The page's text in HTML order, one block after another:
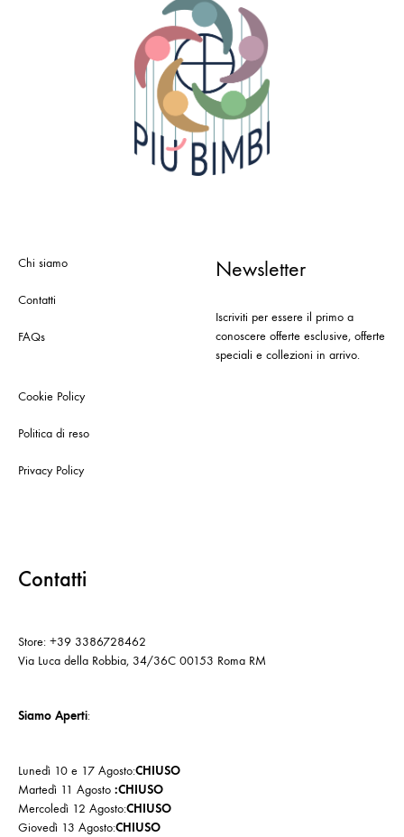
Chi siamo
Contatti
FAQs
Cookie Policy
Politica di reso
Privacy Policy
Newsletter
Iscriviti per essere il primo a
conoscere offerte esclusive, offerte
speciali e collezioni in arrivo.
Contatti
Store: +39 3386728462
Via Luca della Robbia, 34/36C 00153 Roma RM
Siamo Aperti:
Lunedì 10 e 17 Agosto:CHIUSO
Martedì 11 Agosto :CHIUSO
Mercoledì 12 Agosto:CHIUSO
Giovedì 13 Agosto:CHIUSO